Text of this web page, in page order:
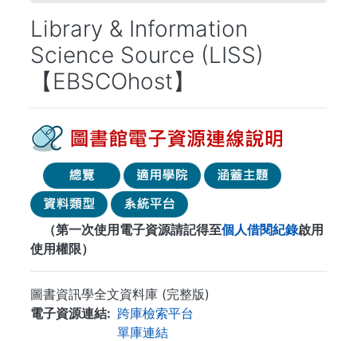
結
Library & Information
Science Source (LISS)
【EBSCOhost】
（第一次使用電子資源請記得至個人借閱紀錄啟用
使用權限）
圖書資訊學全文資料庫 (完整版)
電子資源連結
跨庫檢索平台
單庫連結